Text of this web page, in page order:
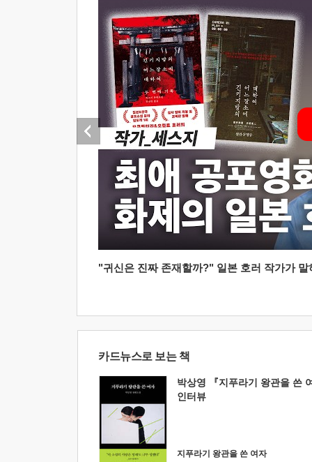
"귀신은 진짜 존재할까?" 일본 호러 작가가
카드뉴스로 보는 책
박상영 『지푸라기 왕관을 쓴
인터뷰
지푸라기 왕관을 쓴 여자